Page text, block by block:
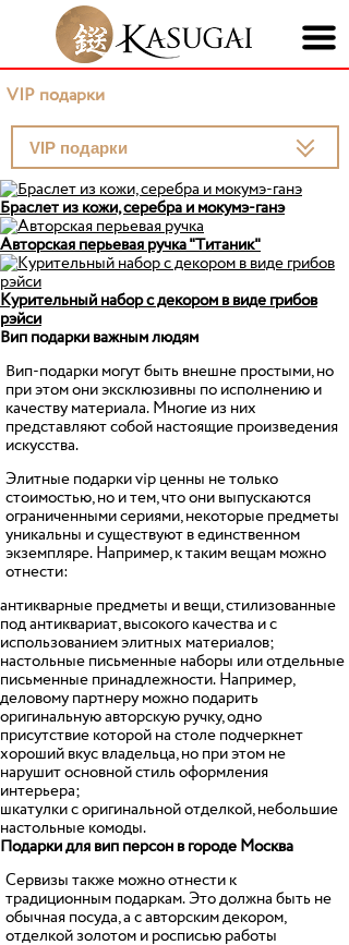
VIP подарки
Браслет из кожи, серебра и мокумэ-ганэ
Авторская перьевая ручка "Титаник"
Курительный набор с декором в виде грибов
рэйси
Вип подарки важным людям
Вип-подарки могут быть внешне простыми, но
при этом они эксклюзивны по исполнению и
качеству материала. Многие из них
представляют собой настоящие произведения
искусства.
Элитные подарки vip ценны не только
стоимостью, но и тем, что они выпускаются
ограниченными сериями, некоторые предметы
уникальны и существуют в единственном
экземпляре. Например, к таким вещам можно
отнести:
антикварные предметы и вещи, стилизованные
под антиквариат, высокого качества и с
использованием элитных материалов;
настольные письменные наборы или отдельные
письменные принадлежности. Например,
деловому партнеру можно подарить
оригинальную авторскую ручку, одно
присутствие которой на столе подчеркнет
хороший вкус владельца, но при этом не
нарушит основной стиль оформления
интерьера;
шкатулки с оригинальной отделкой, небольшие
настольные комоды.
Подарки для вип персон в городе Москва
Сервизы также можно отнести к
традиционным подаркам. Это должна быть не
обычная посуда, а с авторским декором,
отделкой золотом и росписью работы